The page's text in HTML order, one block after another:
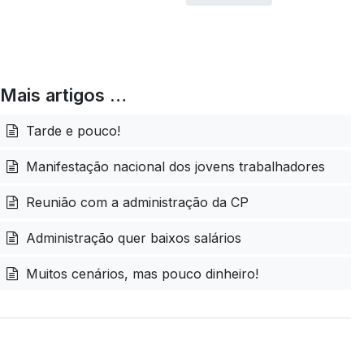
Mais artigos …
Tarde e pouco!
Manifestação nacional dos jovens trabalhadores
Reunião com a administração da CP
Administração quer baixos salários
Muitos cenários, mas pouco dinheiro!